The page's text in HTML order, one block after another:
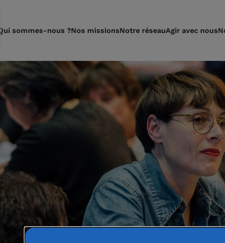
Qui sommes-nous ?Nos missionsNotre réseauAgir avec nous